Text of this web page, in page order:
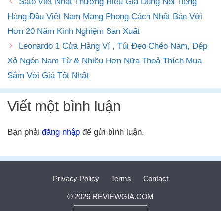
Hàng Đầu Việt Nam Mang Phong Cách Nhật Bản Với
Hơn 20 Năm Kinh Nghiệm Sản Xuất
Leonardo 1 Cửa Hàng Ví , Túi Đeo Chéo Nam, Dép
Xỏ Ngón Nam Từ & Nhiều Hơn Nữa Thoả Thích Mua
Sắm Với Giá Tốt Nhất
Viết một bình luận
Bạn phải đăng nhập để gửi bình luận.
Privacy Policy Terms Contact
© 2026 REVIEWGIA.COM